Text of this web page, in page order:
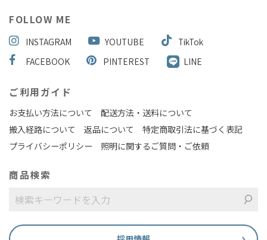
FOLLOW ME
INSTAGRAM YOUTUBE
TikTok
FACEBOOK
PINTEREST LINE
ご利用ガイド
お支払い方法について
配送方法・送料について
搬入経路について
返品について
特定商取引法に基づく表記
プライバシーポリシー
照明に関するご質問・ご依頼
商品検索